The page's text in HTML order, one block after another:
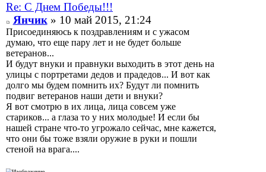
Re: С Днем Победы!!!
Янчик» 10 май 2015, 21:24
Присоединяюсь к поздравлениям и с ужасом
думаю, что еще пару лет и не будет больше
ветеранов...
И будут внуки и правнуки выходить в этот день на
улицы с портретами дедов и прадедов... И вот как
долго мы будем помнить их? Будут ли помнить
подвиг ветеранов наши дети и внуки?
Я вот смотрю в их лица, лица совсем уже
стариков... а глаза то у них молодые! И если бы
нашей стране что-то угрожало сейчас, мне кажется,
что они бы тоже взяли оружие в руки и пошли
стеной на врага....